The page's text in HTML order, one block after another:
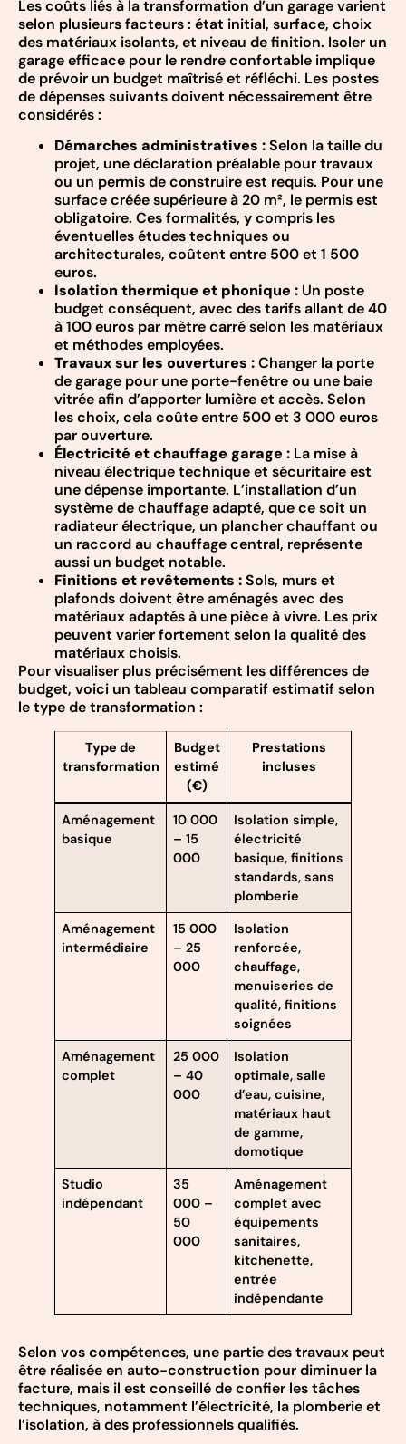
Les coûts liés à la transformation d’un garage varient
selon plusieurs facteurs : état initial, surface, choix
des matériaux isolants, et niveau de finition. Isoler un
garage efficace pour le rendre confortable implique
de prévoir un budget maîtrisé et réfléchi. Les postes
de dépenses suivants doivent nécessairement être
considérés :
Démarches administratives :Selon la taille du
projet, une déclaration préalable pour travaux
ou un permis de construire est requis. Pour une
surface créée supérieure à 20 m², le permis est
obligatoire. Ces formalités, y compris les
éventuelles études techniques ou
architecturales, coûtent entre 500 et 1 500
euros.
Isolation thermique et phonique : Un poste
budget conséquent, avec des tarifs allant de 40
à 100 euros par mètre carré selon les matériaux
et méthodes employées.
Travaux sur les ouvertures :Changer la porte
de garage pour une porte-fenêtre ou une baie
vitrée afin d’apporter lumière et accès. Selon
les choix, cela coûte entre 500 et 3 000 euros
par ouverture.
Électricité et chauffage garage : La mise à
niveau électrique technique et sécuritaire est
une dépense importante. L’installation d’un
système de chauffage adapté, que ce soit un
radiateur électrique, un plancher chauffant ou
un raccord au chauffage central, représente
aussi un budget notable.
Finitions et revêtements :Sols, murs et
plafonds doivent être aménagés avec des
matériaux adaptés à une pièce à vivre. Les prix
peuvent varier fortement selon la qualité des
matériaux choisis.
Pour visualiser plus précisément les différences de
budget, voici un tableau comparatif estimatif selon
le type de transformation :
Type de
transformation
Budget
estimé
(€)
Prestations
incluses
Aménagement
basique
10 000
– 15
000
Isolation simple,
électricité
basique, finitions
standards, sans
plomberie
Aménagement
intermédiaire
15 000
– 25
000
Isolation
renforcée,
chauffage,
menuiseries de
qualité, finitions
soignées
Aménagement
complet
25 000
– 40
000
Isolation
optimale, salle
d’eau, cuisine,
matériaux haut
de gamme,
domotique
Studio
indépendant
35
000 –
50
000
Aménagement
complet avec
équipements
sanitaires,
kitchenette,
entrée
indépendante
Selon vos compétences, une partie des travaux peut
être réalisée en auto-construction pour diminuer la
facture, mais il est conseillé de confier les tâches
techniques, notamment l’électricité, la plomberie et
l’isolation, à des professionnels qualifiés.